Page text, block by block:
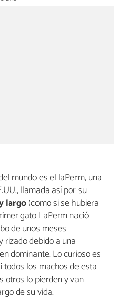
mundo es el laPerm, una
llamada así por su
largo(como si se hubiera
gato LaPerm nació
de unos meses
debido a una
dominante. Lo curioso es
los machos de esta
otros lo pierden y van
de su vida.